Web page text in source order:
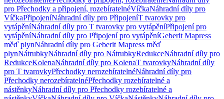
pro Přechodky a připojení, rozebíratelnéVíčkaNáhradní díly pro
VíčkaPřipojeníNáhradní díly pro PřipojeníT tvarovky pro
vytápěníNáhradní díly pro T tvarovky pro vytápěníPřipojení pro
vytápěníNáhradní díly pro Připojení pro vytápěníGeberit Mapress
měď plynNáhradní díly pro Geberit Mapress měď
plynNátrubkyNáhradní díly pro NátrubkyRedukceNáhradní díly pro
RedukceKolenaNáhradní díly pro KolenaT tvarovkyNáhradní díly
pro T tvarovkyPřechodky nerozebíratelnéNáhradní díly pro
Přechodky nerozebíratelnéPřechodky rozebíratelné a
nástěnkyNáhradní díly pro Přechodky rozebíratelné a